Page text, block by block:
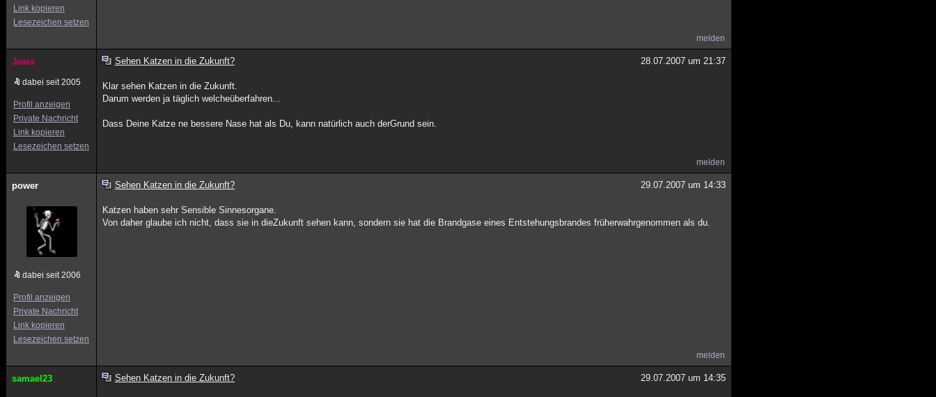
Link kopieren
Lesezeichen setzen
melden
Jeara
dabei seit 2005
Profil anzeigen
Private Nachricht
Link kopieren
Lesezeichen setzen
Sehen Katzen in die Zukunft? 28.07.2007 um 21:37
Klar sehen Katzen in die Zukunft.
Darum werden ja täglich welcheüberfahren...
Dass Deine Katze ne bessere Nase hat als Du, kann natürlich auch derGrund sein.
melden
power
dabei seit 2006
Profil anzeigen
Private Nachricht
Link kopieren
Lesezeichen setzen
Sehen Katzen in die Zukunft? 29.07.2007 um 14:33
Katzen haben sehr Sensible Sinnesorgane.
Von daher glaube ich nicht, dass sie in dieZukunft sehen kann, sondern sie hat die Brandgase eines Entstehungsbrandes früherwahrgenommen als du.
melden
samael23 Sehen Katzen in die Zukunft? 29.07.2007 um 14:35